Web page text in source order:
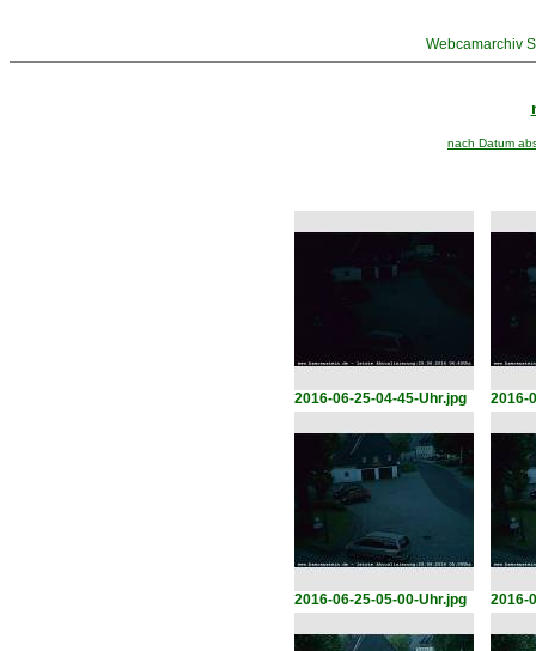
Webcamarchiv
nach Datum
2016-06-25-04-45-Uhr.jpg 2016-
2016-06-25-05-00-Uhr.jpg 2016-